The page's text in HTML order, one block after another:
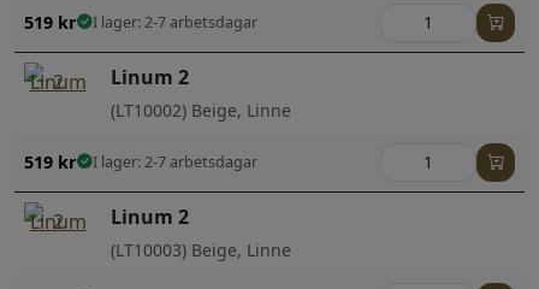
519 kr I lager: 2-7 arbetsdagar
Linum 2
(LT10002) Beige, Linne
519 kr I lager: 2-7 arbetsdagar
Linum 2
(LT10003) Beige, Linne